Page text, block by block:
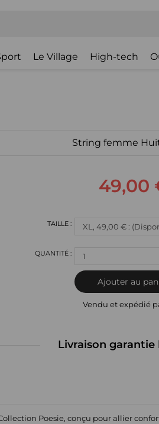
Le Village High-tech
String femme
49,00
1
Ajouter au
Vendu et expédié
Livraison garantie
Poesie, conçu pour allier